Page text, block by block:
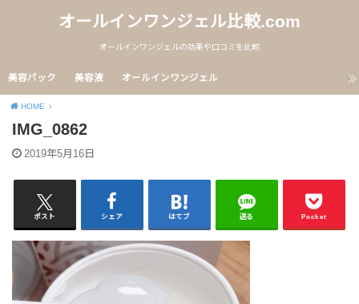
オールインワンジェル比較.com
オールインワンジェルの効果や口コミを比較
美容パック 美容液 オールインワンジェル
HOME
IMG_0862
2019年5月16日
ポスト シェア はてブ 送る Pocket